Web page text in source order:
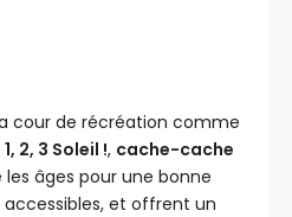
cour de récréation comme
1, 2, 3 Soleil !, cache-cache
âges pour une bonne
accessibles, et offrent un